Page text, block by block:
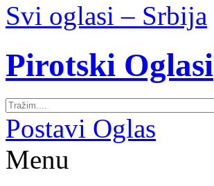
Svi oglasi – Srbija
Pirotski Oglasi
Postavi Oglas
Menu